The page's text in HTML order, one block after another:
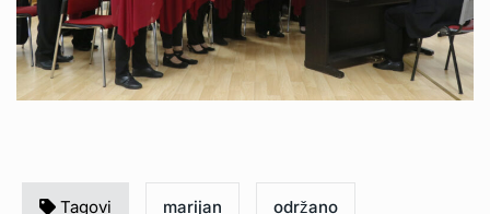
Tagovi marijan održano